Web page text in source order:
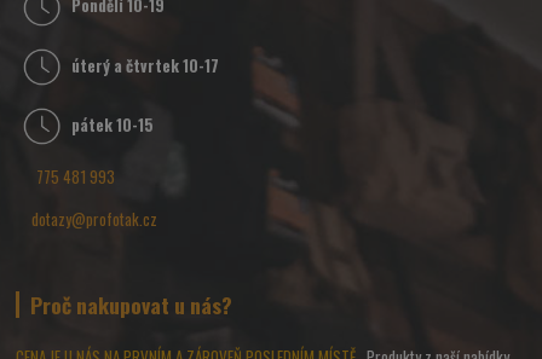
Pondělí 10-19
úterý a čtvrtek 10-17
pátek 10-15
775 481 993
dotazy@profotak.cz
Proč nakupovat u nás?